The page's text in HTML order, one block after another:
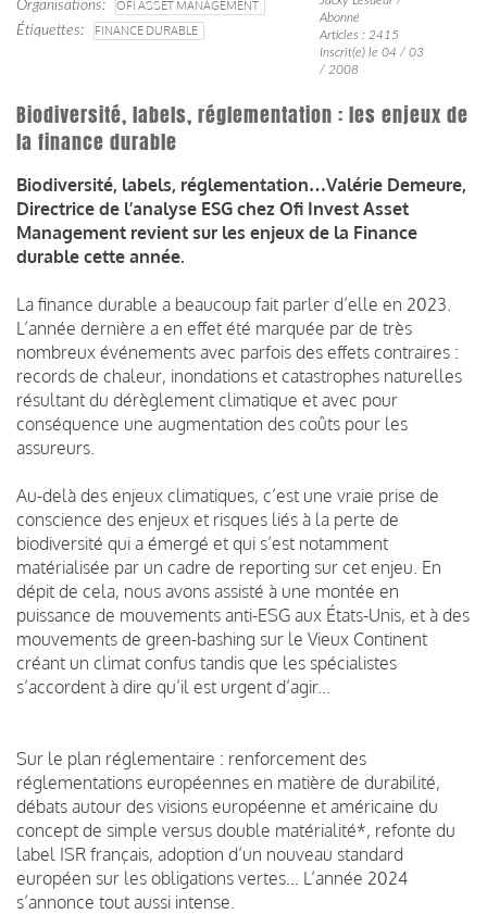
Organisations
OFI ASSET MANAGEMENT
Étiquettes
FINANCE DURABLE
Abonné
Articles : 2415
Inscrit(e) le 04 / 03
/ 2008
Biodiversité, labels, réglementation : les enjeux de
la finance durable
Biodiversité, labels, réglementation…Valérie Demeure,
Directrice de l’analyse ESG chez Ofi Invest Asset
Management revient sur les enjeux de la Finance
durable cette année.
La finance durable a beaucoup fait parler d’elle en 2023.
L’année dernière a en effet été marquée par de très
nombreux événements avec parfois des effets contraires :
records de chaleur, inondations et catastrophes naturelles
résultant du dérèglement climatique et avec pour
conséquence une augmentation des coûts pour les
assureurs.
Au-delà des enjeux climatiques, c’est une vraie prise de
conscience des enjeux et risques liés à la perte de
biodiversité qui a émergé et qui s’est notamment
matérialisée par un cadre de reporting sur cet enjeu. En
dépit de cela, nous avons assisté à une montée en
puissance de mouvements anti-ESG aux États-Unis, et à des
mouvements de green-bashing sur le Vieux Continent
créant un climat confus tandis que les spécialistes
s’accordent à dire qu’il est urgent d’agir...
Sur le plan réglementaire : renforcement des
réglementations européennes en matière de durabilité,
débats autour des visions européenne et américaine du
concept de simple versus double matérialité*, refonte du
label ISR français, adoption d’un nouveau standard
européen sur les obligations vertes… L’année 2024
s’annonce tout aussi intense.